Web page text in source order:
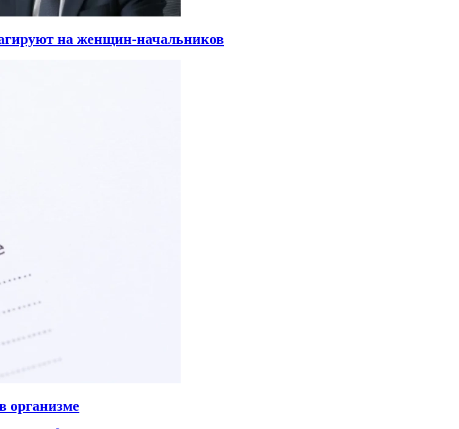
на женщин-начальников
организме